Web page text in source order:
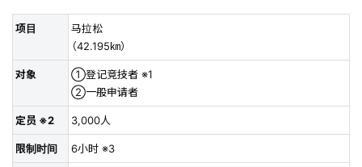
项目
马拉松
（42.195㎞）
对象
①登记竞技者 ※1
②一般申请者
定员 ※2 3,000人
限制时间 6小时 ※3